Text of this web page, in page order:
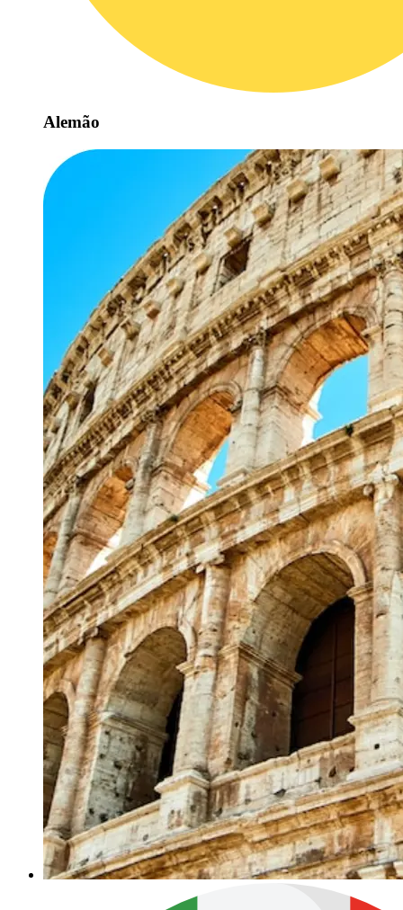
Alemão